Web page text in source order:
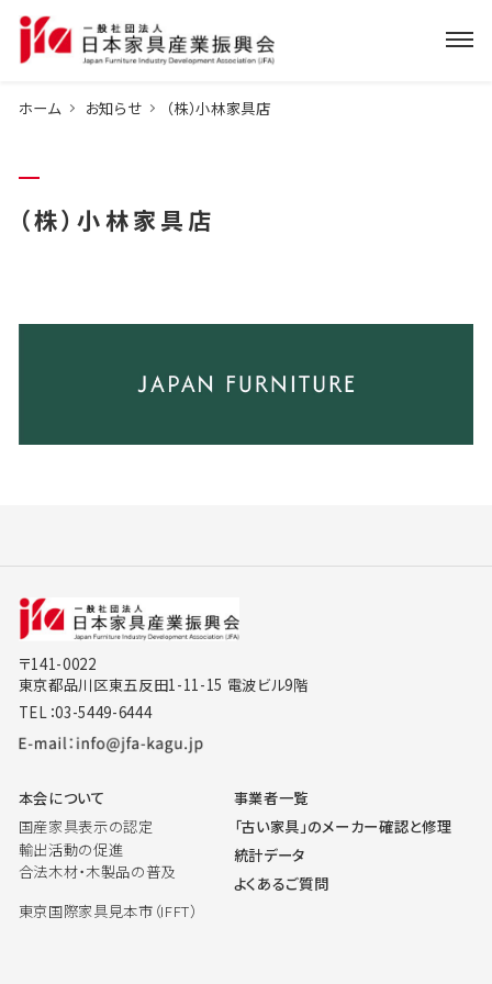
ホーム お知らせ （株）小林家具店
（株）小林家具店
〒141-0022
東京都品川区東五反田1-11-15 電波ビル9階
TEL：03-5449-6444
本会について
国産家具表示の認定
輸出活動の促進
合法木材・木製品の普及
東京国際家具見本市（IFFT）
事業者一覧
「古い家具」のメーカー確認と修理
統計データ
よくあるご質問